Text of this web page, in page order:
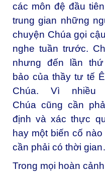
các môn đệ đầu
trung gian những
chuyện Chúa gọi
nghe tuần trước.
nhưng đến lần
bảo của thầy tư tế
Chúa. Vì nhiều
Chúa cũng cần
định và xác thực
hay một biến cố
cần phải có thời
Trong mọi hoàn